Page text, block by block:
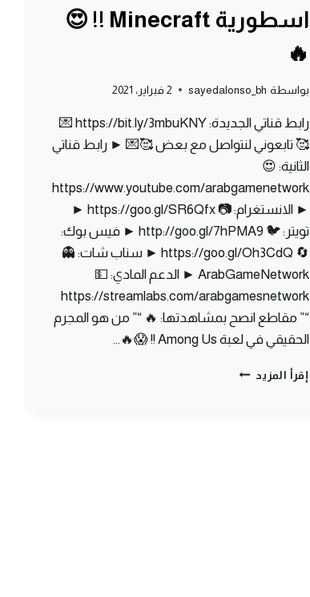
اسطورية Minecraft !! 😍
🔥
بواسطة sayedalonso_bh 2 فبراير، 2021
رابط قناتي الجديدة: https://bit.ly/3mbuKNY 💌
🥰 تابعوني لنتواصل مع بعض 🥰💌 ► رابط قناتي
الثانية: 😍
https://www.youtube.com/arabgamenetwork
► الانستغرام: 📷 https://goo.gl/SR6Qfx ►
تويتر: 🐦 http://goo.gl/7hPMA9 ► فيس بوك:
🔄 https://goo.gl/Oh3CdQ ► سناب شات: 👻
ArabGameNetwork ► الدعم المادي: 💵
https://streamlabs.com/arabgamesnetwork
“” مقاطع انصح بمشاهدتها: 🔥 “” من هو المجرم
الحقيقي في لعبة Among Us !! 😱🔥…
إقرأ المزيد ماين